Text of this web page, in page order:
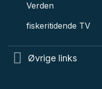
Verden
fiskeritidende TV
Øvrige links